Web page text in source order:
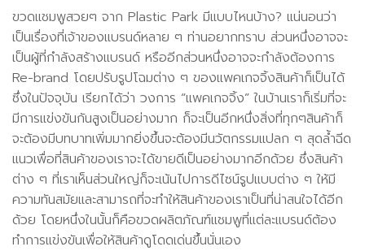
ขวดแชมพูสวยๆ จาก Plastic Park มีแบบไหนบ้าง? แน่นอนว่า
เป็นเรื่องที่เจ้าของแบรนด์หลาย ๆ ท่านอยากทราบ ส่วนหนึ่งอาจจะ
เป็นผู้ที่กำลังสร้างแบรนด์ หรืออีกส่วนหนึ่งอาจจะกำลังต้องการ
Re-brand โดยปรับรูปโฉมต่าง ๆ ของแพคเกจจิ้งสินค้าก็เป็นได้
ซึ่งในปัจจุบัน เรียกได้ว่า วงการ “แพคเกจจิ้ง” ในบ้านเราก็เริ่มที่จะ
มีการแข่งขันกันสูงเป็นอย่างมาก ก็จะเป็นอีกหนึ่งสิ่งที่ทุกๆสินค้าก็
จะต้องมีบทบาทเพิ่มมากยิ่งขึ้นจะต้องมีนวัตกรรมแปลก ๆ สุดล้ำฉีด
แนวเพื่อที่สินค้าของเราจะได้ขายดีเป็นอย่างมากอีกด้วย ซึ่งสินค้า
ต่าง ๆ ที่เราเห็นส่วนใหญ่ก็จะเน้นไปการดีไซน์รูปแบบต่าง ๆ ให้มี
ความทันสมัยและสามารถที่จะทำให้สินค้าของเราเป็นที่น่าสนใจได้อีก
ด้วย โดยหนึ่งในนั้นก็คือขวดผลิตภัณฑ์แชมพูที่แต่ละแบรนด์ต้อง
ทำการแข่งขันเพื่อให้สินค้าดูโดดเด่นขึ้นนั่นเอง